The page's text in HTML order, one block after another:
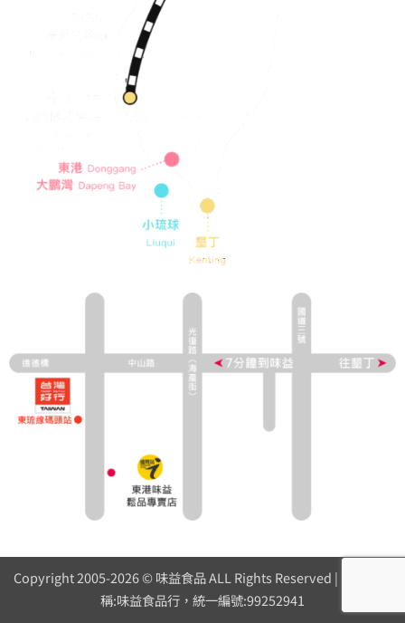
Copyright 2005-2026 © 味益食品 ALL Rights Reserved | 營業人名
稱:味益食品行，統一編號:99252941